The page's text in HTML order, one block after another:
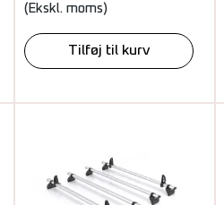
(Ekskl. moms)
Tilføj til kurv